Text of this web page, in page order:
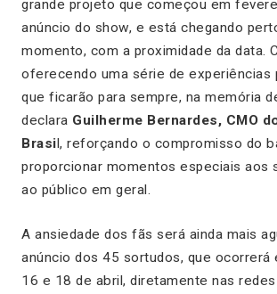
grande projeto que começou em
anúncio do show, e está chegando
momento, com a proximidade da data.
oferecendo uma série de experiências
que ficarão para sempre, na memória
declara Guilherme Bernardes, CMO
Brasil, reforçando o compromisso do
proporcionar momentos especiais aos
ao público em geral.
A ansiedade dos fãs será ainda mais
anúncio dos 45 sortudos, que ocorrerá
16 e 18 de abril, diretamente nas